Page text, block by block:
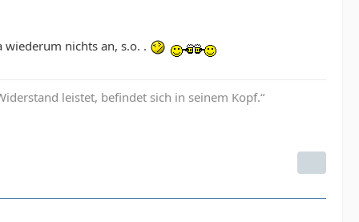
nichts an, s.o. .
leistet, befindet sich in seinem Kopf.“